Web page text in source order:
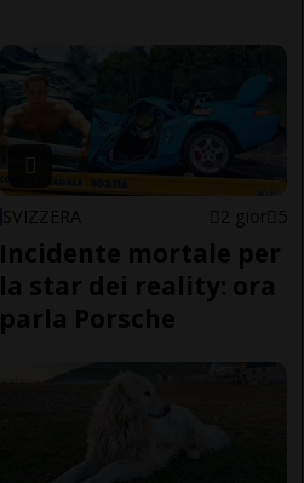
SVIZZERA 2 gior 5
Incidente mortale per
la star dei reality: ora
parla Porsche